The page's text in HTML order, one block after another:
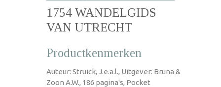
1754 WANDELGIDS
VAN UTRECHT
Productkenmerken
Auteur: Struick, J.e.a.l., Uitgever: Bruna &
Zoon A.W., 186 pagina's, Pocket